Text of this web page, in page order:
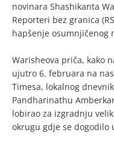
novinara Shashikanta
Reporteri bez granica
hapšenje osumnjičenog
Warisheova priča, kako
ujutro 6. februara na
Timesa, lokalnog
Pandharinathu
lobirao za izgradnju
okrugu gdje se dogodilo